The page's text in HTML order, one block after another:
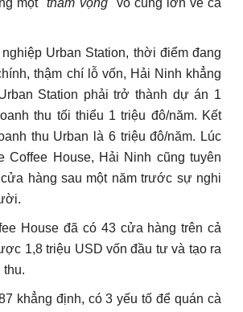
một "tham vọng"
vô cùng lớn về cà
Urban Station, thời điểm đang
thậm chí lỗ vốn, Hải Ninh khẳng
Station phải trở thành dự án 1
thu tối thiểu 1 triệu đô/năm. Kết
thu Urban là 6 triệu đô/năm. Lúc
Coffee House, Hải Ninh cũng tuyên
hàng sau một năm trước sự nghi
House đã có 43 cửa hàng trên cả
1,8 triệu USD vốn đầu tư và tạo ra
thu.
khẳng định, có 3 yếu tố để quán cà